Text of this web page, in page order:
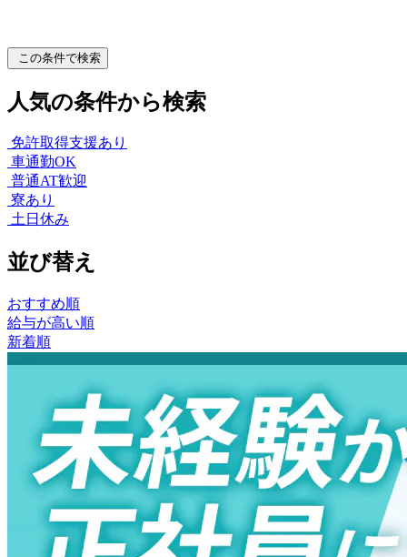
この条件で検索
人気の条件から検索
免許取得支援あり
車通勤OK
普通AT歓迎
寮あり
土日休み
並び替え
おすすめ順
給与が高い順
新着順